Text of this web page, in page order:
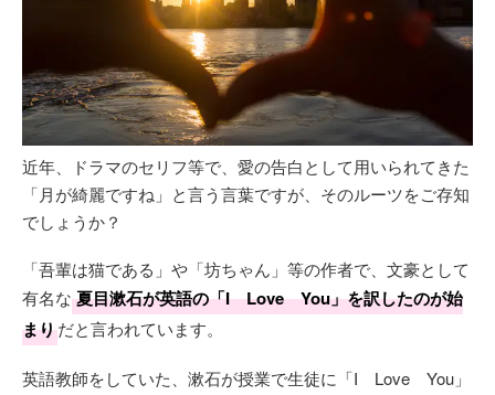
近年、ドラマのセリフ等で、愛の告白として用いられてきた
「月が綺麗ですね」と言う言葉ですが、そのルーツをご存知
でしょうか？
「吾輩は猫である」や「坊ちゃん」等の作者で、文豪として
有名な 夏目漱石が英語の「I Love You」を訳したのが始
まりだと言われています。
英語教師をしていた、漱石が授業で生徒に「I Love You」